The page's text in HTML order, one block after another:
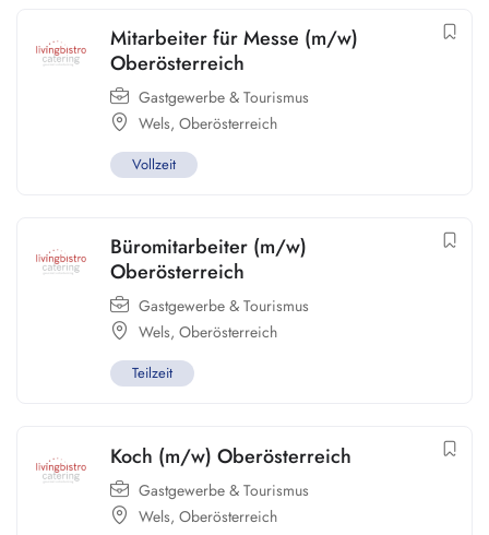
Mitarbeiter für Messe (m/w)
Oberösterreich
Gastgewerbe & Tourismus
Wels, Oberösterreich
Vollzeit
Büromitarbeiter (m/w)
Oberösterreich
Gastgewerbe & Tourismus
Wels, Oberösterreich
Teilzeit
Koch (m/w) Oberösterreich
Gastgewerbe & Tourismus
Wels, Oberösterreich